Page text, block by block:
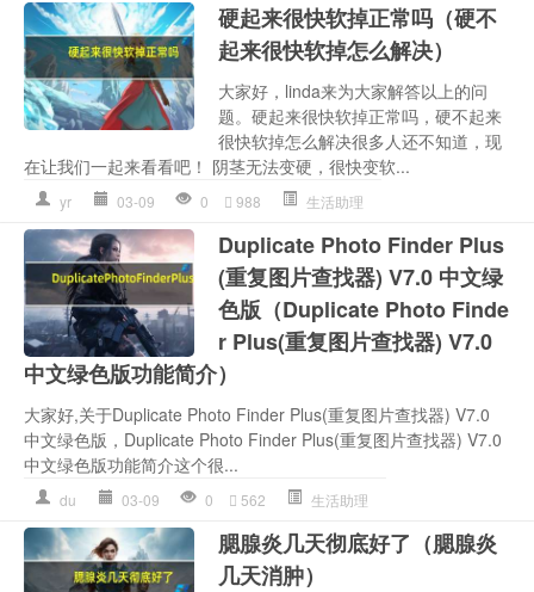
硬起来很快软掉正常吗（硬不
起来很快软掉怎么解决）
大家好，linda来为大家解答以上的问
题。硬起来很快软掉正常吗，硬不起来
很快软掉怎么解决很多人还不知道，现
在让我们一起来看看吧！ 阴茎无法变硬，很快变软...
yr 03-09 0 988 生活助理
Duplicate Photo Finder Plus
(重复图片查找器) V7.0 中文绿
色版（Duplicate Photo Finde
r Plus(重复图片查找器) V7.0
中文绿色版功能简介）
大家好,关于Duplicate Photo Finder Plus(重复图片查找器) V7.0
中文绿色版，Duplicate Photo Finder Plus(重复图片查找器) V7.0
中文绿色版功能简介这个很...
du 03-09 0 562 生活助理
腮腺炎几天彻底好了（腮腺炎
几天消肿）